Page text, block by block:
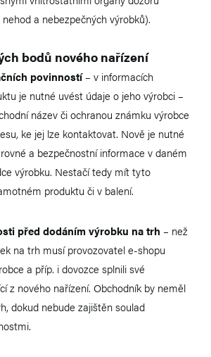
a nebezpečných výrobků).
bodů nového nařízení
povinností– v informacích
je nutné uvést údaje o jeho výrobci –
název či ochranou známku výrobce
ke jej lze kontaktovat. Nově je nutné
a bezpečnostní informace v daném
výrobku. Nestačí tedy mít tyto
produktu či v balení.
před dodáním výrobku na trh – než
na trh musí provozovatel e-shopu
a příp. i dovozce splnili své
z nového nařízení. Obchodník by neměl
dokud nebude zajištěn soulad